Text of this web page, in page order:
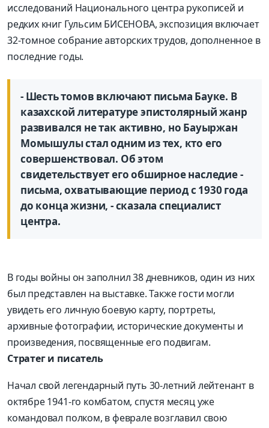
исследований Национального центра рукописей и
редких книг Гульсим БИСЕНОВА, экспозиция включает
32-томное собрание авторских трудов, дополненное в
последние годы.
- Шесть томов включают письма Бауке. В
казахской литературе эпистолярный жанр
развивался не так активно, но Бауыржан
Момышулы стал одним из тех, кто его
совершенствовал. Об этом
свидетельствует его обширное наследие -
письма, охватывающие период с 1930 года
до конца жизни, - сказала специа­лист
центра.
В годы войны он заполнил 38 дневников, один из них
был представлен на выставке. Также гости могли
увидеть его личную боевую карту, портреты,
архивные фотографии, исторические документы и
произведения, посвященные его подвигам.
Стратег и писатель
Начал свой легендарный путь 30-летний лейтенант в
октябре 1941-го комбатом, спустя месяц уже
командовал полком, в феврале возглавил свою